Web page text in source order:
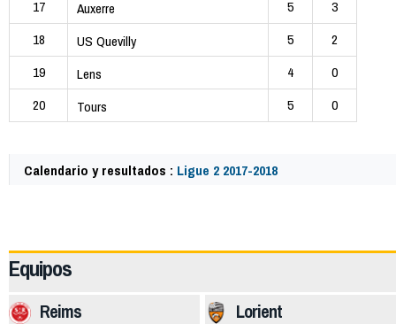
17
Auxerre 5
3
18
US Quevilly 5
2
19
Lens 4
0
20
Tours 5 0
Calendario y resultados : Ligue 2 2017-2018
Equipos
Lorient
Reims